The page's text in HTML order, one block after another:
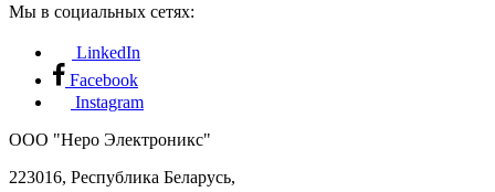
Мы в социальных сетях:
LinkedIn
Facebook
Instagram
ООО "Неро Электроникс"
223016, Республика Беларусь,